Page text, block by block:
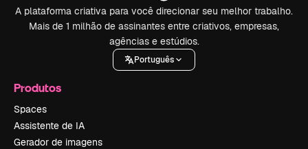
A plataforma criativa para você direcionar seu melhor trabalho.
Mais de 1 milhão de assinantes entre criativos, empresas,
agências e estúdios.
Português
Produtos
Spaces
Assistente de IA
Gerador de imagens